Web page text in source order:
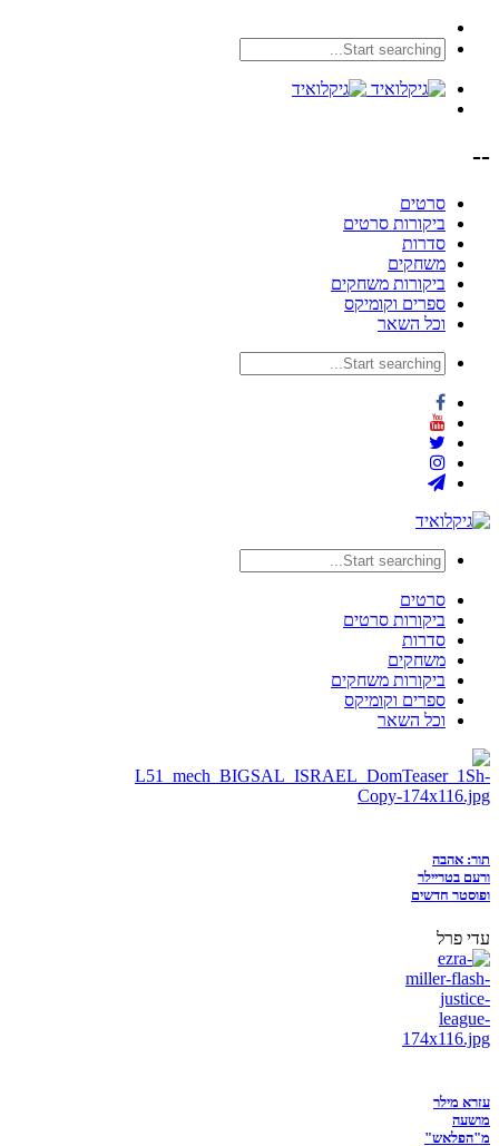
--
סרטים
ביקורות סרטים
סדרות
משחקים
ביקורות משחקים
ספרים וקומיקס
וכל השאר
סרטים
ביקורות סרטים
סדרות
משחקים
ביקורות משחקים
ספרים וקומיקס
וכל השאר
תור: אהבה
ורעם בטריילר
ופוסטר חדשים
עדי פרל
עזרא מילר
מושעה
מ"הפלאש"